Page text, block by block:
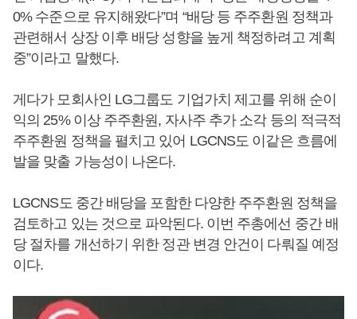
0% 수준으로 유지해왔다”며 “배당 등 주주환원 정책과
관련해서 상장 이후 배당 성향을 높게 책정하려고 계획
중”이라고 말했다.
게다가 모회사인 LG그룹도 기업가치 제고를 위해 순이
익의 25% 이상 주주환원, 자사주 추가 소각 등의 적극적
주주환원 정책을 펼치고 있어 LGCNS도 이같은 흐름에
발을 맞출 가능성이 나온다.
LGCNS도 중간 배당을 포함한 다양한 주주환원 정책을
검토하고 있는 것으로 파악된다. 이번 주총에선 중간 배
당 절차를 개선하기 위한 정관 변경 안건이 다뤄질 예정
이다.